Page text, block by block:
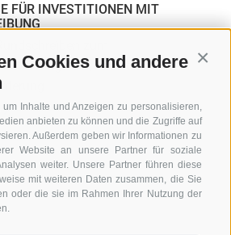
Cookies und andere
Inhalte und Anzeigen zu personalisieren,
anbieten zu können und die Zugriffe auf
Außerdem geben wir Informationen zu
Website an unsere Partner für soziale
weiter. Unsere Partner führen diese
mit weiteren Daten zusammen, die Sie
oder die sie im Rahmen Ihrer Nutzung der
FÜR INVESTITIONEN MIT
mitgeteilt, hat sich mit dem
...